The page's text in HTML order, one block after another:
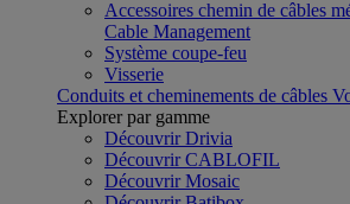
Accessoires chemin de câbles
Cable Management
Système coupe-feu
Visserie
Conduits et cheminements de câbles
Explorer par gamme
Découvrir Drivia
Découvrir CABLOFIL
Découvrir Mosaic